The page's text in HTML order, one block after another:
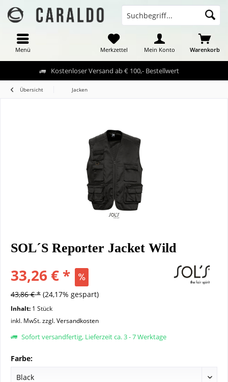
Kostenloser Versand ab € 100,- Bestellwert
Menü Warenkorb
Merkzettel Mein Konto
Übersicht Jacken
SOL´S Reporter Jacket Wild
33,26 € *
43,86 € * (24,17% gespart)
Inhalt: 1 Stück
inkl. MwSt.zzgl. Versandkosten
Sofort versandfertig, Lieferzeit ca. 3 - 7 Werktage
Farbe: